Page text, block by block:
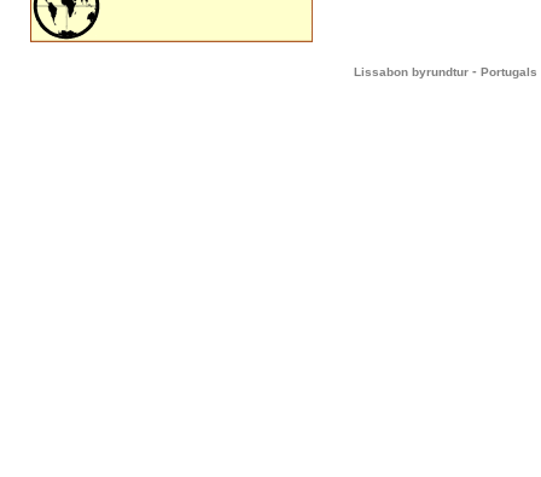
Lissabon byrundtur - Portugals